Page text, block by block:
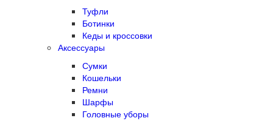
Туфли
Ботинки
Кеды и кроссовки
Аксессуары
Сумки
Кошельки
Ремни
Шарфы
Головные уборы